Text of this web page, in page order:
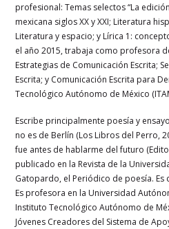
profesional: Temas selectos “La
mexicana siglos XX y XXI; Literatura
Literatura y espacio; y Lírica 1:
el año 2015, trabaja como profesora
Estrategias de Comunicación Escrita;
Escrita; y Comunicación Escrita para
Tecnológico Autónomo de México
Escribe principalmente poesía y
no es de Berlín (Los Libros del Perro,
fue antes de hablarme del futuro
publicado en la Revista de la
Gatopardo, el Periódico de poesía. Es
Es profesora en la Universidad
Instituto Tecnológico Autónomo de
Jóvenes Creadores del Sistema de